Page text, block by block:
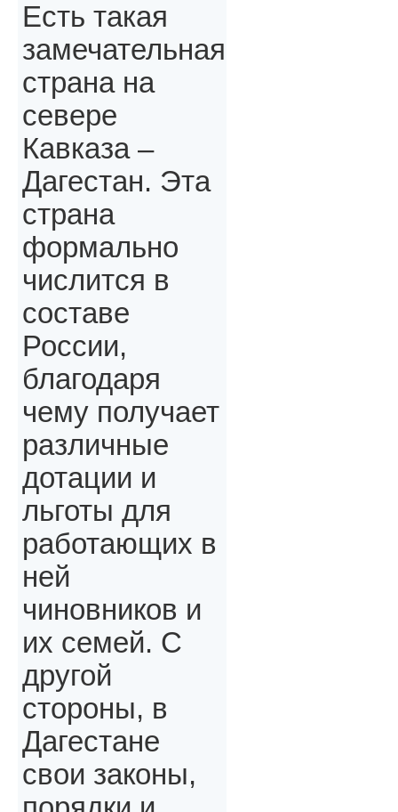
Есть такая
замечательная
страна на
севере
Кавказа –
Дагестан. Эта
страна
формально
числится в
составе
России,
благодаря
чему получает
различные
дотации и
льготы для
работающих в
ней
чиновников и
их семей. С
другой
стороны, в
Дагестане
свои законы,